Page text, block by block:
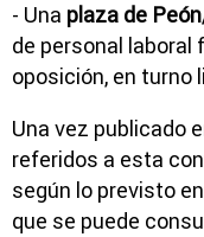
- Una plaza de
de personal laboral
oposición, en turno
Una vez publicado
referidos a esta
según lo previsto
que se puede